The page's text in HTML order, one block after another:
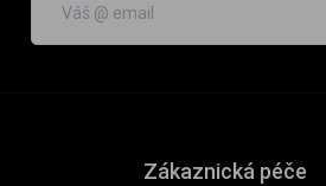
Zákaznická péče